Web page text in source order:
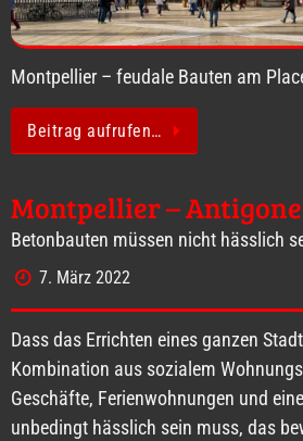
Montpellier – feudale Bauten am
Beitrag aufrufen…
Montpellier – Antigone
Betonbauten müssen nicht hässlich
7. März 2022
Dass das Errichten eines ganzen
Kombination aus sozialem
Geschäfte, Ferienwohnungen und
unbedingt hässlich sein muss, das